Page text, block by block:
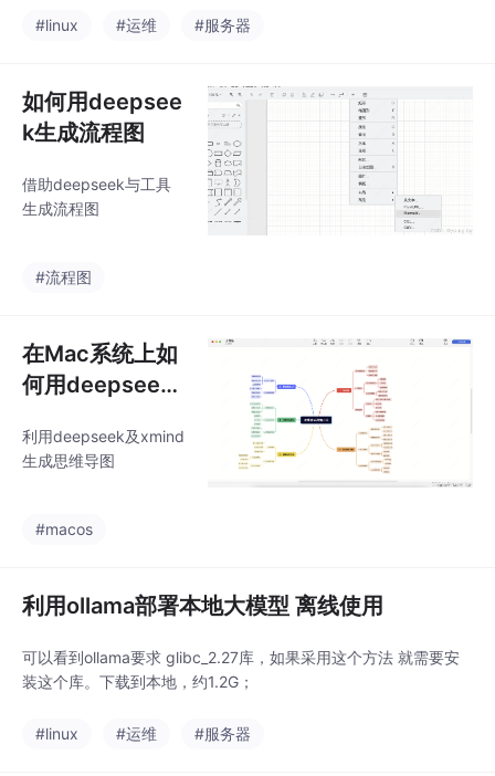
#linux #运维 #服务器
如何用deepsee
k生成流程图
借助deepseek与工具
生成流程图
#流程图
在Mac系统上如
何用deepseek
利用deepseek及xmind
生成思维导图
#macos
利用ollama部署本地大模型 离线使用
可以看到ollama要求 glibc_2.27库，如果采用这个方法 就需要安
装这个库。下载到本地，约1.2G；
#linux #运维 #服务器